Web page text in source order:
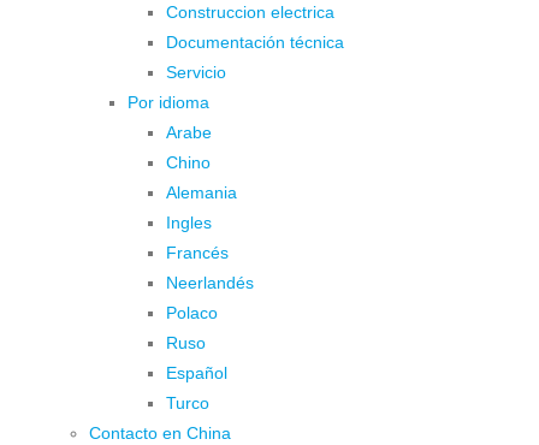
Construccion electrica
Documentación técnica
Servicio
Por idioma
Arabe
Chino
Alemania
Ingles
Francés
Neerlandés
Polaco
Ruso
Español
Turco
Contacto en China